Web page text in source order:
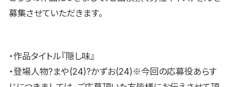
募集させていただきます。
・作品タイトル『隠し味』
・登場人物?まや(24)?かずお(24)※今回の応募役あらす